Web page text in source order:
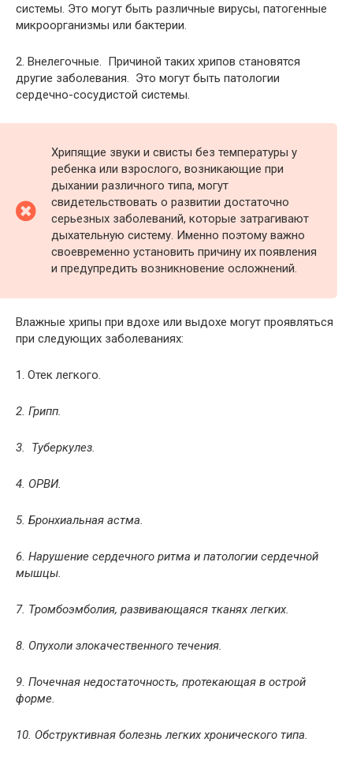
системы. Это могут быть различные вирусы, патогенные
микроорганизмы или бактерии.
2. Внелегочные. Причиной таких хрипов становятся
другие заболевания. Это могут быть патологии
сердечно-сосудистой системы.
Хрипящие звуки и свисты без температуры у
ребенка или взрослого, возникающие при
дыхании различного типа, могут
свидетельствовать о развитии достаточно
серьезных заболеваний, которые затрагивают
дыхательную систему. Именно поэтому важно
своевременно установить причину их появления
и предупредить возникновение осложнений.
Влажные хрипы при вдохе или выдохе могут проявляться
при следующих заболеваниях:
1. Отек легкого.
2. Грипп.
3. Туберкулез.
4. ОРВИ.
5. Бронхиальная астма.
6. Нарушение сердечного ритма и патологии сердечной
мышцы.
7. Тромбоэмболия, развивающаяся тканях легких.
8. Опухоли злокачественного течения.
9. Почечная недостаточность, протекающая в острой
форме.
10. Обструктивная болезнь легких хронического типа.